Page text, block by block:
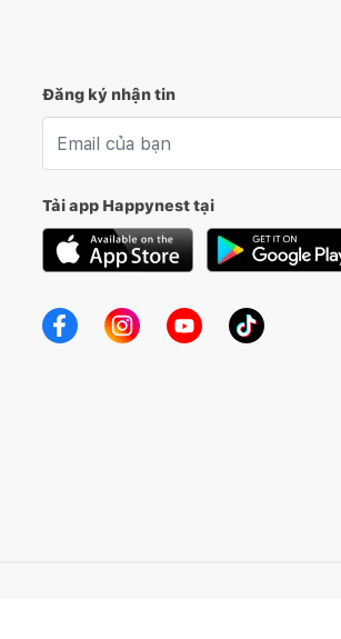
Đăng ký nhận tin
Tải app Happynest tại